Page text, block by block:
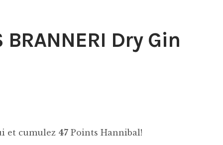
BRANNERI Dry Gin
et cumulez 47 Points Hannibal!